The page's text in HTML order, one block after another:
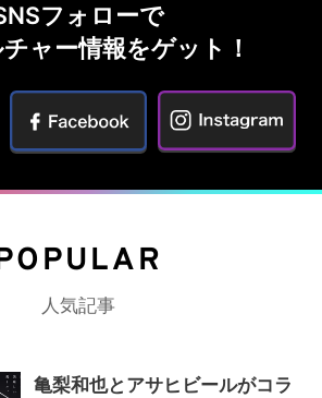
フォローで
ャー情報をゲット！
人気記事
亀梨和也とアサヒビールがコラ